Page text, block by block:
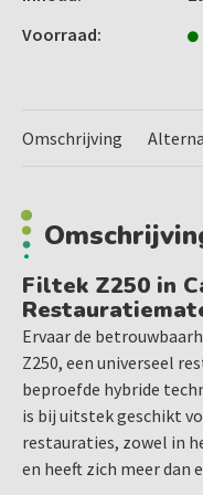
Voordelen
Hoog
Radiopaak:
voor nauwkeurige
uithardingslamp.
Handige Levering:
capsules.
9 Jaar Klinische
langdurige
Indicaties
Directe
posterieure
Voorraad:
Omschrijving
Filtek Z250 in
Ervaar de
Z250, een universeel
beproefde hybride
is bij uitstek geschikt
restauraties, zowel in
en heeft zich meer dan